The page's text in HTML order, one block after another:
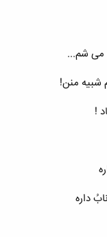
می شم...
شبیه منن!
!
داره